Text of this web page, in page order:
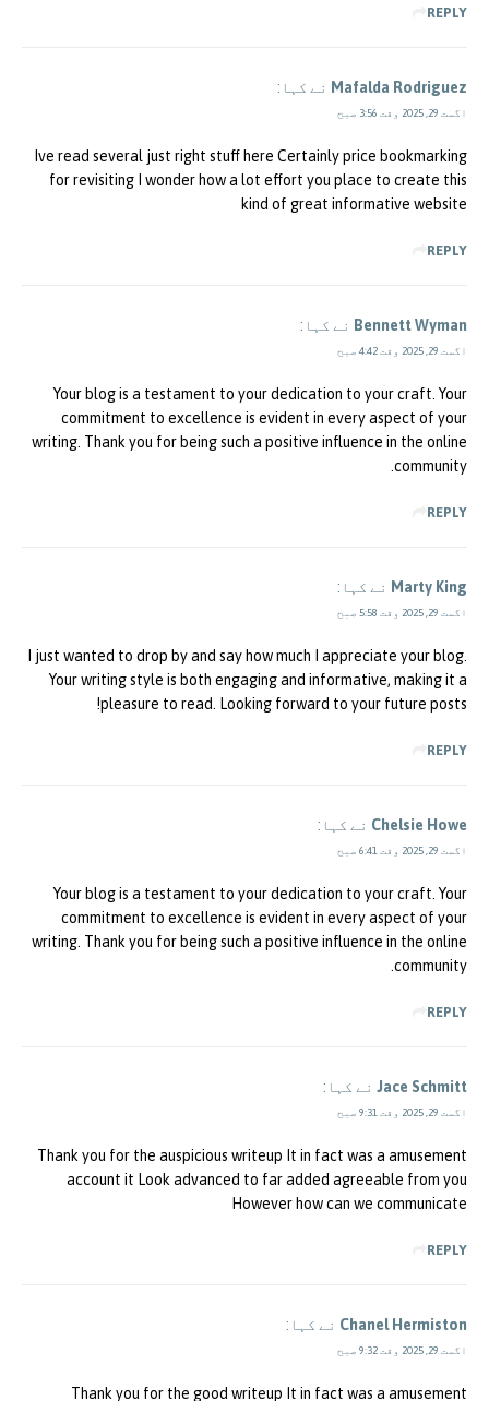
REPLY
Mafalda Rodriguez نے کہا:
اگست 29, 2025 وقت 3:56 صبح
Ive read several just right stuff here Certainly price bookmarking
for revisiting I wonder how a lot effort you place to create this
kind of great informative website
REPLY
Bennett Wyman نے کہا:
اگست 29, 2025 وقت 4:42 صبح
Your blog is a testament to your dedication to your craft. Your
commitment to excellence is evident in every aspect of your
writing. Thank you for being such a positive influence in the online
community.
REPLY
Marty King نے کہا:
اگست 29, 2025 وقت 5:58 صبح
I just wanted to drop by and say how much I appreciate your blog.
Your writing style is both engaging and informative, making it a
pleasure to read. Looking forward to your future posts!
REPLY
Chelsie Howe نے کہا:
اگست 29, 2025 وقت 6:41 صبح
Your blog is a testament to your dedication to your craft. Your
commitment to excellence is evident in every aspect of your
writing. Thank you for being such a positive influence in the online
community.
REPLY
Jace Schmitt نے کہا:
اگست 29, 2025 وقت 9:31 صبح
Thank you for the auspicious writeup It in fact was a amusement
account it Look advanced to far added agreeable from you
However how can we communicate
REPLY
Chanel Hermiston نے کہا:
اگست 29, 2025 وقت 9:32 صبح
Thank you for the good writeup It in fact was a amusement